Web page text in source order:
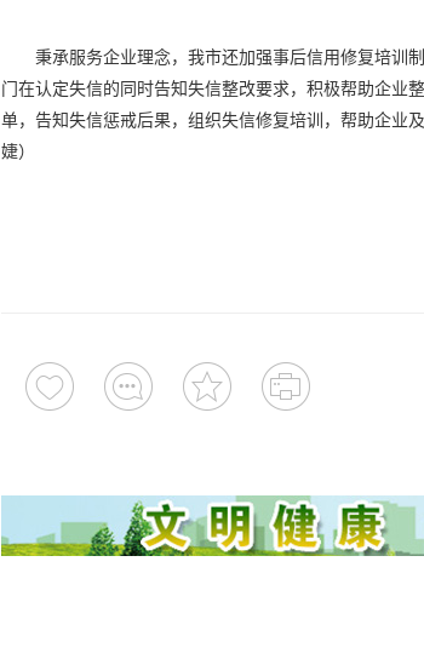
秉承服务企业理念，我市还加强事后信用修复培训
门在认定失信的同时告知失信整改要求，积极帮助企业
单，告知失信惩戒后果，组织失信修复培训，帮助企业
婕）